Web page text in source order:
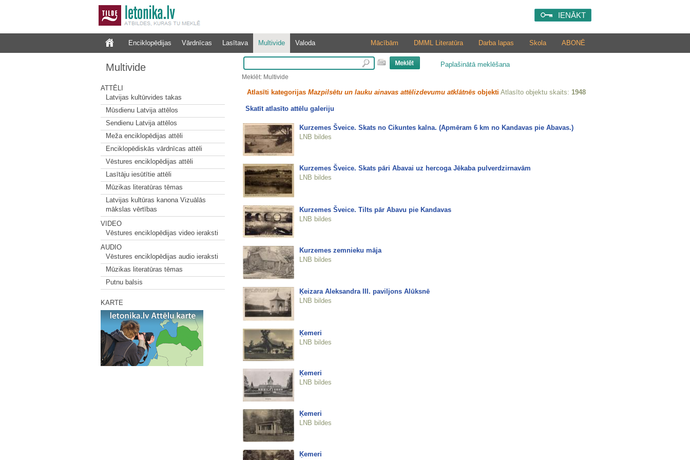
IENĀKT
Enciklopēdijas Vārdnīcas Lasītava Multivide Valoda ABONĒ
Skola
Darba lapas
DMML Literatūra
Mācībām
Multivide
ATTĒLI
Latvijas kultūrvides takas
Mūsdienu Latvija attēlos
Sendienu Latvija attēlos
Meža enciklopēdijas attēli
Enciklopēdiskās vārdnīcas attēli
Vēstures enciklopēdijas attēli
Lasītāju iesūtītie attēli
Mūzikas literatūras tēmas
Latvijas kultūras kanona Vizuālās
mākslas vērtības
VIDEO
Vēstures enciklopēdijas video ieraksti
AUDIO
Vēstures enciklopēdijas audio ieraksti
Mūzikas literatūras tēmas
Putnu balsis
KARTE
Paplašinātā meklēšana
Meklēt: Multivide
Atlasīti kategorijas Mazpilsētu un lauku ainavas attēlizdevumu atklātnēsobjekti Atlasīto objektu skaits: 1948
Skatīt atlasīto attēlu galeriju
Kurzemes Šveice. Skats no Cikuntes kalna. (Apmēram 6 km no Kandavas pie Abavas.)
LNB bildes
Kurzemes Šveice. Skats pāri Abavai uz hercoga Jēkaba pulverdzirnavām
LNB bildes
Kurzemes Šveice. Tilts pār Abavu pie Kandavas
LNB bildes
Kurzemes zemnieku māja
LNB bildes
Ķeizara Aleksandra III. paviljons Alūksnē
LNB bildes
Ķemeri
LNB bildes
Ķemeri
LNB bildes
Ķemeri
LNB bildes
Ķemeri